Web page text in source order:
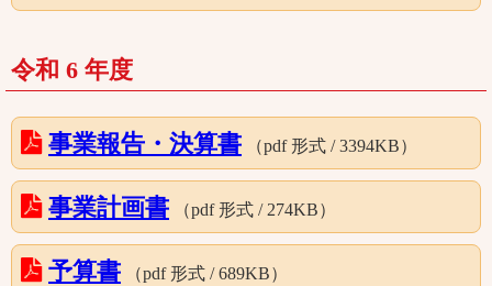
令和 6 年度
事業報告・決算書 （pdf 形式 / 3394KB）
事業計画書 （pdf 形式 / 274KB）
予算書 （pdf 形式 / 689KB）